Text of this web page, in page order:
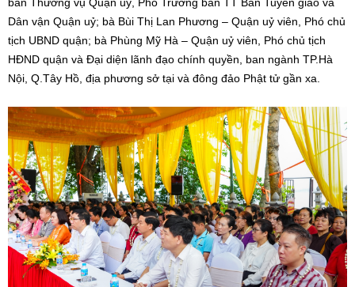
Dân vận Quận uỷ; bà Bùi Thị Lan Phương – Quận uỷ viên, Phó chủ
tịch UBND quận; bà Phùng Mỹ Hà – Quận uỷ viên, Phó chủ tịch
HĐND quận và Đại diện lãnh đạo chính quyền, ban ngành TP.Hà
Nội, Q.Tây Hồ, địa phương sở tại và đông đảo Phật tử gần xa.